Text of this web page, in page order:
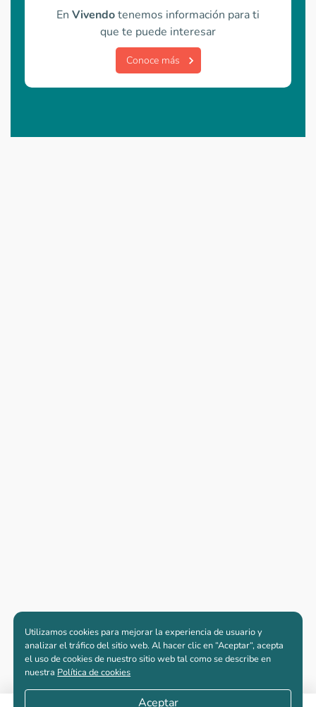
En Vivendotenemos información para ti
que te puede interesar
Conoce más
Utilizamos cookies para mejorar la experiencia de usuario y
analizar el tráfico del sitio web. Al hacer clic en “Aceptar“, acepta
el uso de cookies de nuestro sitio web tal como se describe en
nuestra Política de cookies
Aceptar